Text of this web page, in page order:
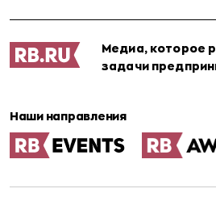
Медиа, которое
задачи
Наши направления